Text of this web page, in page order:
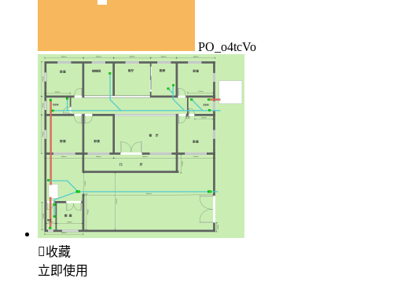
PO_o4tcVo
收藏
立即使用